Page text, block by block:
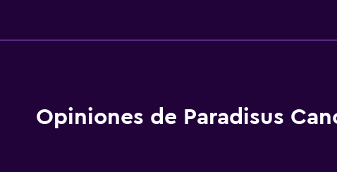
Wifi
Extinguidor
Opiniones de Paradisus